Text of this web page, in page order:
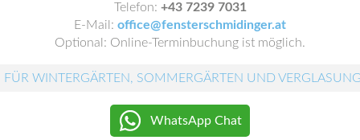
Telefon: +43 7239 7031
E-Mail: office@fensterschmidinger.at
Optional: Online-Terminbuchung ist möglich.
WINTERGÄRTEN, SOMMERGÄRTEN UND
WhatsApp Chat